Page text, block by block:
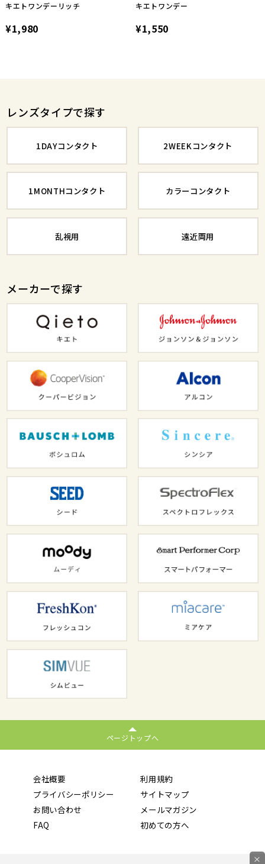
キエトワンデーリッチ
¥1,980
キエトワンデー
¥1,550
レンズタイプで探す
1DAYコンタクト 2WEEKコンタクト
1MONTHコンタクト カラーコンタクト
乱視用 遠近両用
メーカーで探す
ページトップへ
会社概要
利用規約
プライバシーポリシー
サイトマップ
お問い合わせ
メールマガジン
FAQ
初めての方へ
×